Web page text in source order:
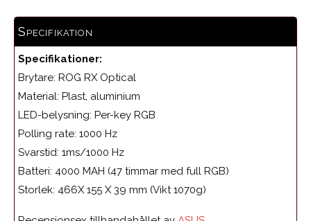
Specifikation
Specifikationer:
Brytare: ROG RX Optical
Material: Plast, aluminium
LED-belysning: Per-key RGB
Polling rate: 1000 Hz
Svarstid: 1ms/1000 Hz
Batteri: 4000 MAH (47 timmar med full RGB)
Storlek: 466X 155 X 39 mm (Vikt 1070g)